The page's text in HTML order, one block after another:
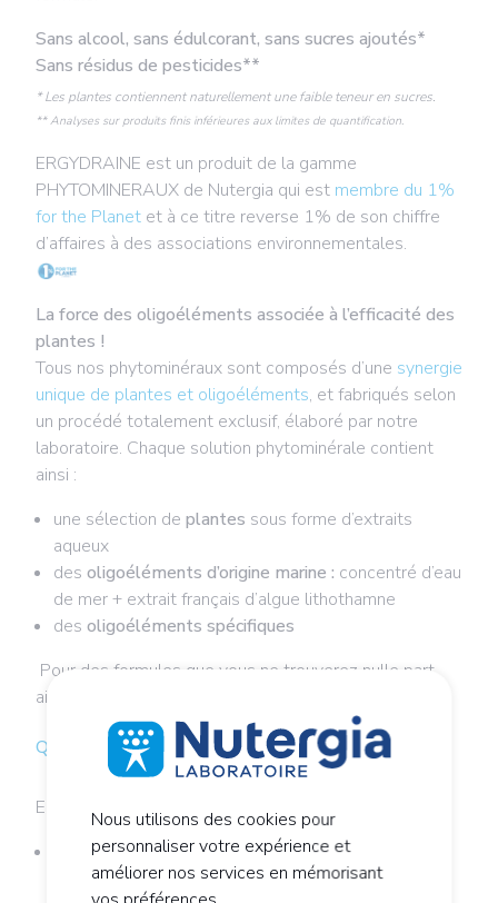
Sans alcool, sans édulcorant, sans sucres ajoutés*
Sans résidus de pesticides**
* Les plantes contiennent naturellement une faible teneur en sucres.
** Analyses sur produits finis inférieures aux limites de quantification.
ERGYDRAINE est un produit de la gamme
PHYTOMINERAUX de Nutergia qui est membre du 1%
for the Planet et à ce titre reverse 1% de son chiffre
d’affaires à des associations environnementales.
La force des oligoéléments associée à l’efficacité des
plantes !
Tous nos phytominéraux sont composés d’une synergie
unique de plantes et oligoéléments, et fabriqués selon
un procédé totalement exclusif, élaboré par notre
laboratoire. Chaque solution phytominérale contient
ainsi :
une sélection de plantes sous forme d’extraits
aqueux
des oligoéléments d’origine marine : concentré d’eau
de mer + extrait français d’algue lithothamne
des oligoéléments spécifiques
Pour des formules que vous ne trouverez nulle part
ailleurs !
Quand est-il conseillé ?
ERGYDRAINE pourra être conseillé :
en cure de printemps (et au moment des
changements de saisons)
Nous utilisons des cookies pour
personnaliser votre expérience et
améliorer nos services en mémorisant